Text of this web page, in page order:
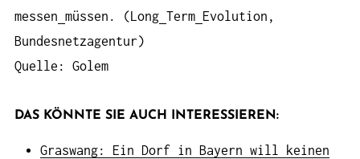
messen müssen. (Long Term Evolution,
Bundesnetzagentur)
Quelle: Golem
DAS KÖNNTE SIE AUCH INTERESSIEREN:
Graswang: Ein Dorf in Bayern will keinen